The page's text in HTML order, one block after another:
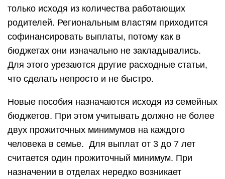
только исходя из количества работающих
родителей. Региональным властям приходится
софинансировать выплаты, потому как в
бюджетах они изначально не закладывались.
Для этого урезаются другие расходные статьи,
что сделать непросто и не быстро.
Новые пособия назначаются исходя из семейных
бюджетов. При этом учитывать должно не более
двух прожиточных минимумов на каждого
человека в семье. Для выплат от 3 до 7 лет
считается один прожиточный минимум. При
назначении в отделах нередко возникает